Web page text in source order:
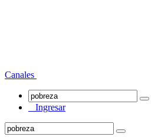
Canales
Ingresar